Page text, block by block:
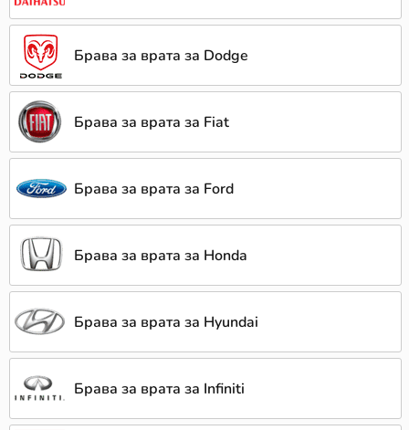
Брава за врата за Dodge
Брава за врата за Fiat
Брава за врата за Ford
Брава за врата за Honda
Брава за врата за Hyundai
Брава за врата за Infiniti